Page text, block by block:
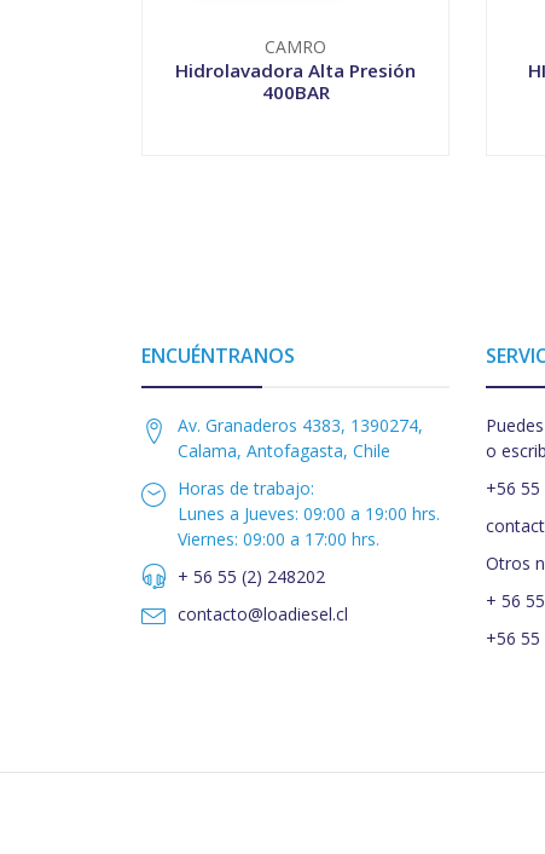
CAMRO
Hidrolavadora Alta Presión
400BAR
ENCUÉNTRANOS
Av. Granaderos 4383, 1390274,
Calama, Antofagasta, Chile
Horas de trabajo:
Lunes a Jueves: 09:00 a 19:00 hrs.
Viernes: 09:00 a 17:00 hrs.
+ 56 55 (2) 248202
contacto@loadiesel.cl
o
+56 55
Otros
+ 56
+56 55